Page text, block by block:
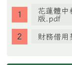
花蓮體中
版.pdf
財務借用